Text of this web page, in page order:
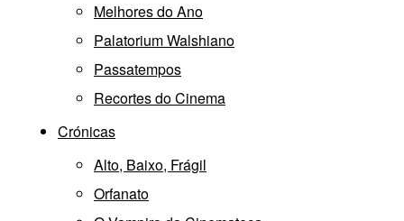
Melhores do Ano
Palatorium Walshiano
Passatempos
Recortes do Cinema
Crónicas
Alto, Baixo, Frágil
Orfanato